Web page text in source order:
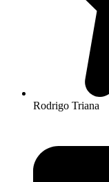
Rodrigo Triana